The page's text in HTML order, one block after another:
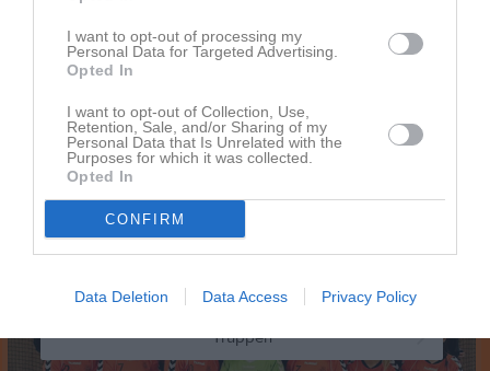
I want to opt-out of processing my
Personal Data for Targeted Advertising.
Opted In
I want to opt-out of Collection, Use,
Retention, Sale, and/or Sharing of my
Personal Data that Is Unrelated with the
Purposes for which it was collected.
Opted In
CONFIRM
Data Deletion Data Access Privacy Policy
Kalenderöversikt
Truppen
A-lag Damer
Truppen